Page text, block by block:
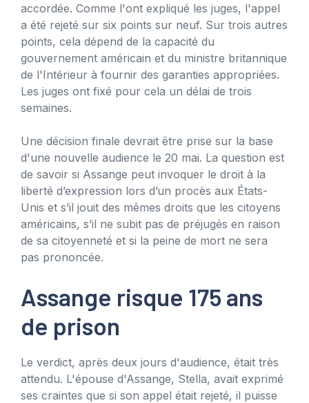
accordée. Comme l'ont expliqué les juges, l'appel
a été rejeté sur six points sur neuf. Sur trois autres
points, cela dépend de la capacité du
gouvernement américain et du ministre britannique
de l'Intérieur à fournir des garanties appropriées.
Les juges ont fixé pour cela un délai de trois
semaines.
Une décision finale devrait être prise sur la base
d'une nouvelle audience le 20 mai. La question est
de savoir si Assange peut invoquer le droit à la
liberté d’expression lors d’un procès aux États-
Unis et s’il jouit des mêmes droits que les citoyens
américains, s’il ne subit pas de préjugés en raison
de sa citoyenneté et si la peine de mort ne sera
pas prononcée.
Assange risque 175 ans
de prison
Le verdict, après deux jours d'audience, était très
attendu. L'épouse d'Assange, Stella, avait exprimé
ses craintes que si son appel était rejeté, il puisse